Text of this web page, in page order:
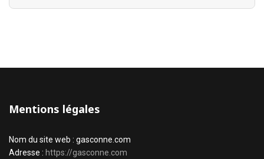
Mentions légales
Nom du site web : gasconne.com
Adresse : https://gasconne.com